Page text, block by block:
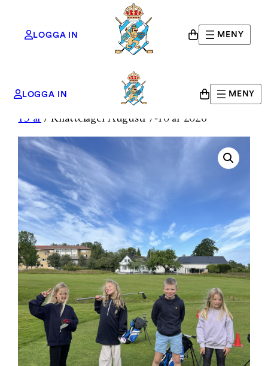
till
innehåll
LOGGA IN MENY
LOGGA IN MENY
Shop
/Sommarläger 7-10 år / 11-
15 år / Knatteläger Augusti 7-10 år 2026